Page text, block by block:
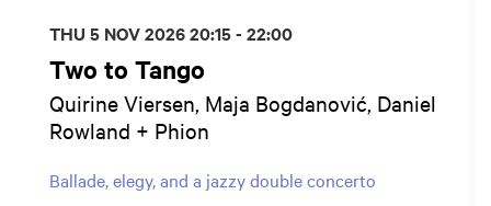
Two to Tango
Quirine Viersen, Maja Bogdanović, Daniel
Rowland + Phion
Ballade, elegy, and a jazzy double concerto
THU 5 NOV 202620:15 - 22:00